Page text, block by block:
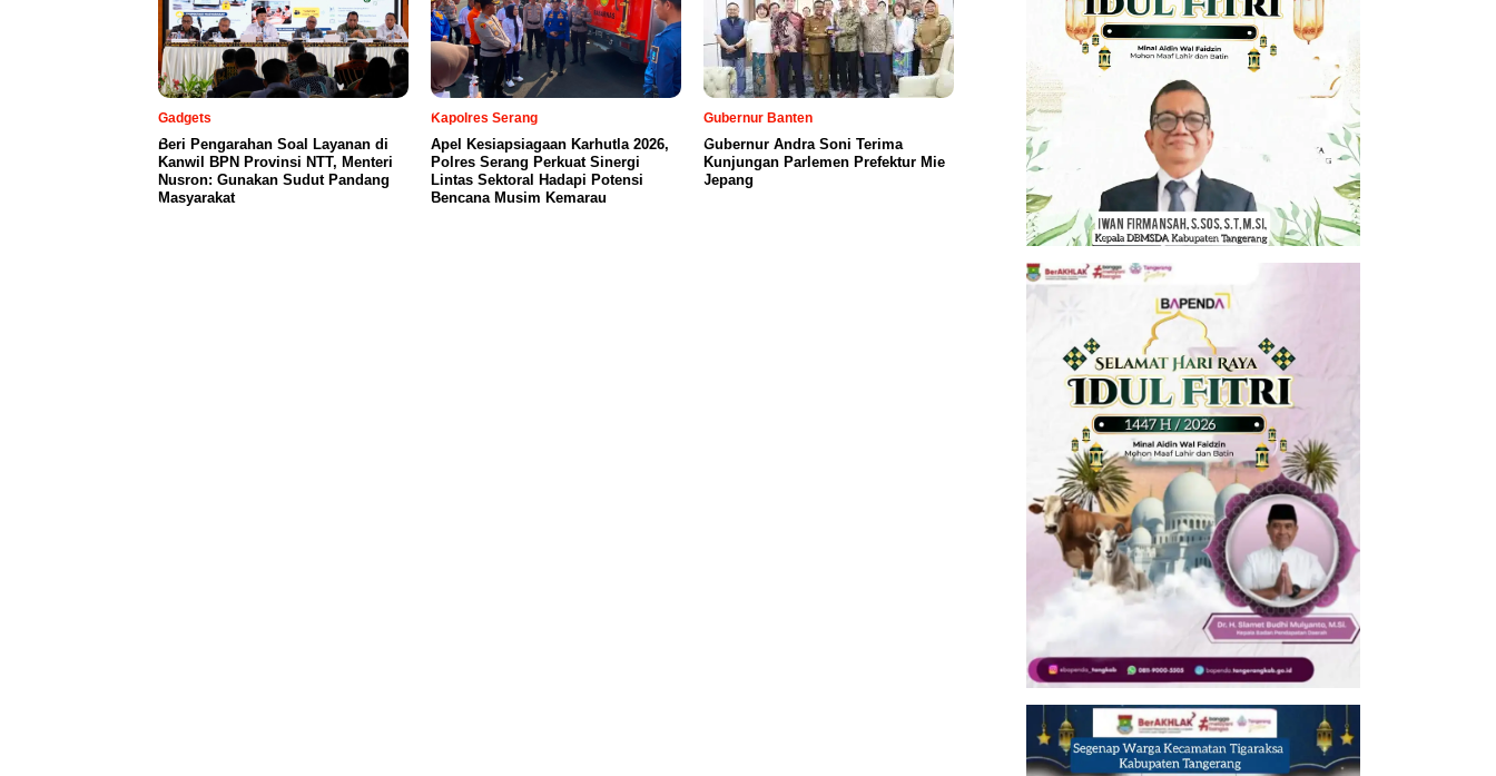
Gadgets
Beri Pengarahan Soal Layanan di
Kanwil BPN Provinsi NTT, Menteri
Nusron: Gunakan Sudut Pandang
Masyarakat
Kapolres Serang
Apel Kesiapsiagaan Karhutla 2026,
Polres Serang Perkuat Sinergi
Lintas Sektoral Hadapi Potensi
Bencana Musim Kemarau
Gubernur Banten
Gubernur Andra Soni Terima
Kunjungan Parlemen Prefektur Mie
Jepang